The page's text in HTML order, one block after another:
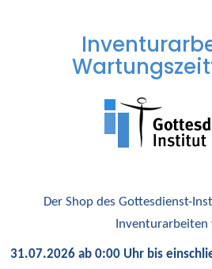
Der Shop des Gottesdienst-
Inventurarbeiten
31.07.2026 ab 0:00 Uhr bis